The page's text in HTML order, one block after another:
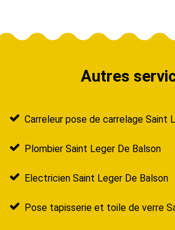
Autres
Carreleur pose de carrelage Saint
Plombier Saint Leger De Balson
Electricien Saint Leger De Balson
Pose tapisserie et toile de verre